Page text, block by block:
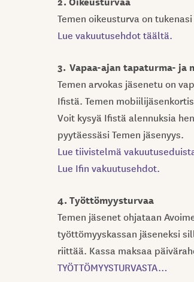
Temen oikeusturva on
Lue vakuutusehdot täältä.
3. Vapaa-ajan tapaturma- ja
Temen arvokas jäsenetu on
Ifistä. Temen
Voit kysyä Ifistä alennuksia
pyytäessäsi Temen jäsenyys.
Lue tiivistelmä
Lue Ifin vakuutusehdot.
4. Työttömyysturvaa
Temen jäsenet ohjataan
työttömyyskassan jäseneksi
riittää. Kassa maksaa
TYÖTTÖMYYSTURVASTA…